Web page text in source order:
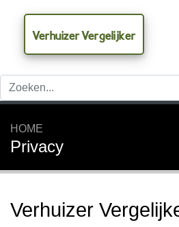
Verhuizer Vergelijker
HOME
Privacy
Verhuizer